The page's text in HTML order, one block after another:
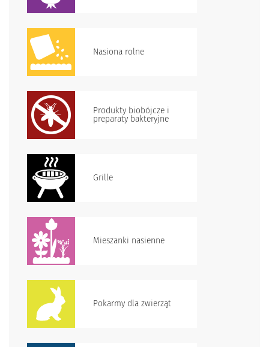
Nasiona rolne
Produkty biobójcze i
preparaty bakteryjne
Grille
Mieszanki nasienne
Pokarmy dla zwierząt